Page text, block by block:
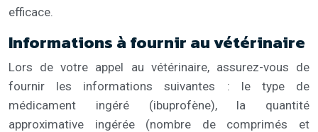
efficace.
Informations à fournir au vétérinaire
Lors de votre appel au vétérinaire, assurez-vous de
fournir les informations suivantes : le type de
médicament ingéré (ibuprofène), la quantité
approximative ingérée (nombre de comprimés et